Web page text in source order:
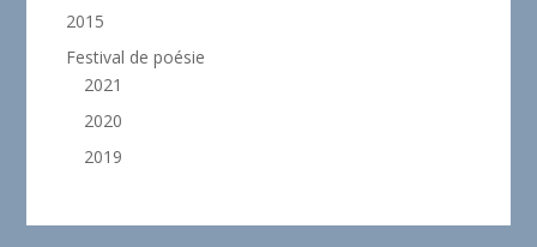
2015
Festival de poésie
2021
2020
2019